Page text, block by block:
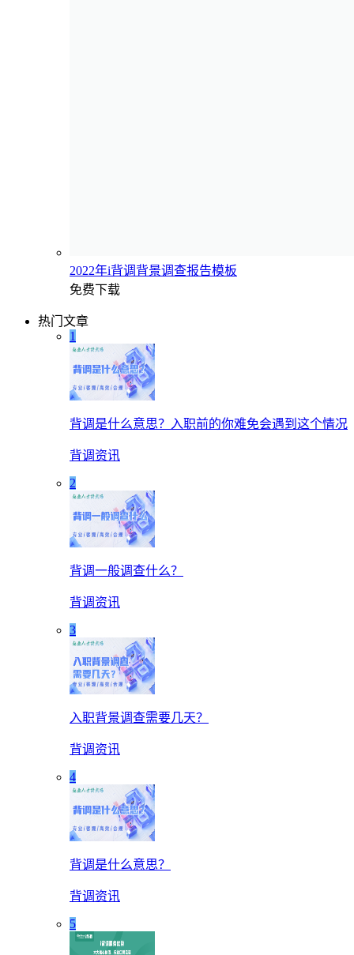
2022年i背调背景调查报告模板
免费下载
热门文章
1
背调是什么意思？入职前的你难免会遇到这个情况
背调资讯
2
背调一般调查什么？
背调资讯
3
入职背景调查需要几天？
背调资讯
4
背调是什么意思？
背调资讯
5